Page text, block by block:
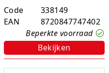
Code
338149
EAN
8720847747402
Beperkte voorraad
Bekijken
Stitch
Studio Circus
Unicorns